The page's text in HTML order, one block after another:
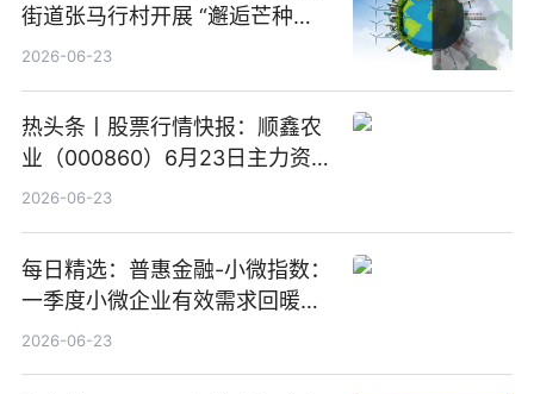
街道张马行村开展 “邂逅芒种节
气 传承农耕文化” 宣传活动
2026-06-23
热头条丨股票行情快报：顺鑫农
业（000860）6月23日主力资
金净卖出388.22万元
2026-06-23
每日精选：普惠金融-小微指数：
一季度小微企业有效需求回暖，
金融服务迈向可持续发展新阶段
2026-06-23